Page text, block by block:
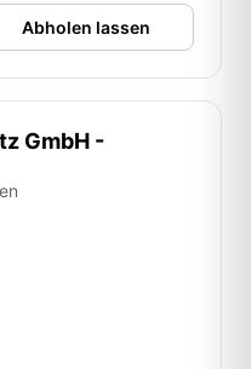
Abholen lassen
GmbH -